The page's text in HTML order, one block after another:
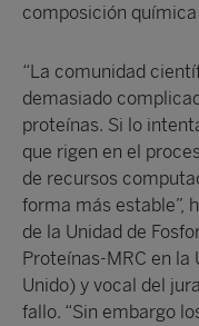
composición
“La comunidad
demasiado
proteínas. Si lo
que rigen en el
de recursos
forma más estable”,
de la Unidad de
Proteínas-MRC en la
Unido) y vocal del
fallo. “Sin embargo